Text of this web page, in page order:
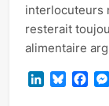
interlocuteurs
resterait
alimentaire
LinkedInBluesky